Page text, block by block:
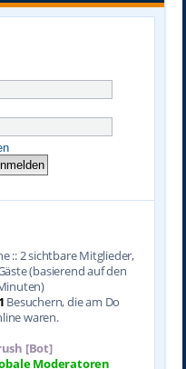
:: 2 sichtbare Mitglieder,
(basierend auf den
Besuchern, die am Do
waren.
[Bot]
Moderatoren